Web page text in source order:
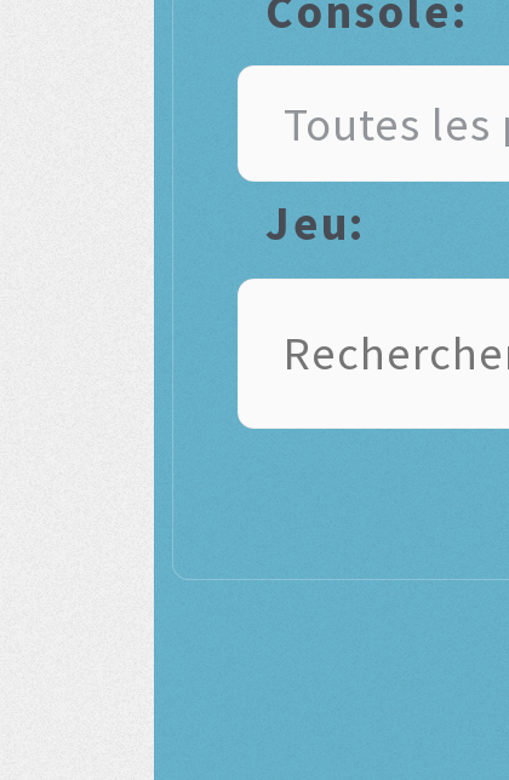
Jeu: